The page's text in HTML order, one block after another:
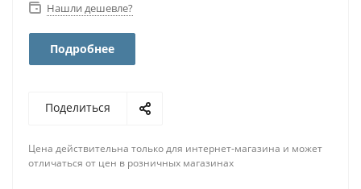
Нашли дешевле?
Подробнее
Поделиться
Цена действительна только для интернет-магазина и может
отличаться от цен в розничных магазинах